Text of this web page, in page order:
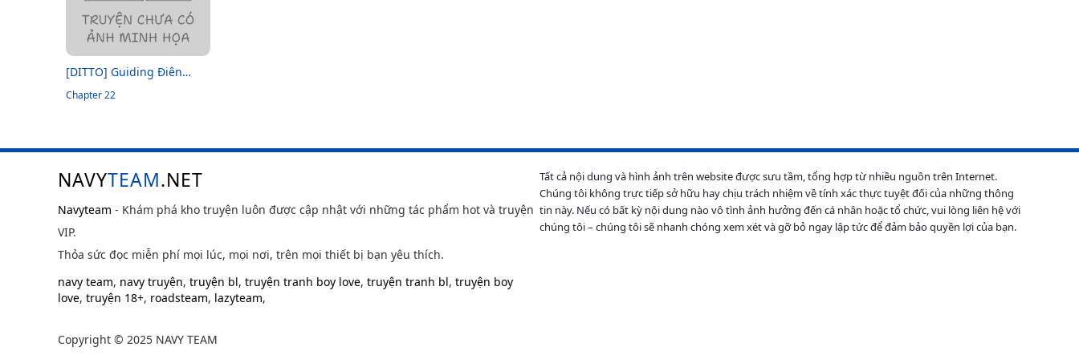
[DITTO] Guiding Điên
Loạn
Chapter 22
NAVYTEAM.NET
Navyteam - Khám phá kho truyện luôn được cập nhật với những tác phẩm hot và truyện
VIP.
Thỏa sức đọc miễn phí mọi lúc, mọi nơi, trên mọi thiết bị bạn yêu thích.
navy team, navy truyện, truyện bl, truyện tranh boy love, truyện tranh bl, truyện boy
love, truyện 18+, roadsteam, lazyteam,
Copyright © 2025 NAVY TEAM
Tất cả nội dung và hình ảnh trên website được sưu tầm, tổng hợp từ nhiều nguồn trên Internet.
Chúng tôi không trực tiếp sở hữu hay chịu trách nhiệm về tính xác thực tuyệt đối của những thông
tin này. Nếu có bất kỳ nội dung nào vô tình ảnh hưởng đến cá nhân hoặc tổ chức, vui lòng liên hệ với
chúng tôi – chúng tôi sẽ nhanh chóng xem xét và gỡ bỏ ngay lập tức để đảm bảo quyền lợi của bạn.